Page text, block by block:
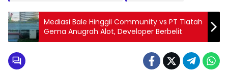
Mediasi Bale Hinggil Community vs PT Tlatah
Gema Anugrah Alot, Developer Berbelit